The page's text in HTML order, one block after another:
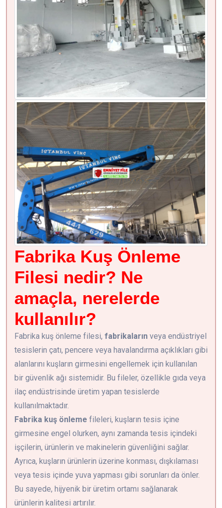
Fabrika Kuş Önleme
Filesi nedir? Ne
amaçla, nerelerde
kullanılır?
Fabrika kuş önleme filesi, fabrikaların veya endüstriyel
tesislerin çatı, pencere veya havalandırma açıklıkları gibi
alanlarını kuşların girmesini engellemek için kullanılan
bir güvenlik ağı sistemidir. Bu fileler, özellikle gıda veya
ilaç endüstrisinde üretim yapan tesislerde
kullanılmaktadır.
Fabrika kuş önleme fileleri, kuşların tesis içine
girmesine engel olurken, aynı zamanda tesis içindeki
işçilerin, ürünlerin ve makinelerin güvenliğini sağlar.
Ayrıca, kuşların ürünlerin üzerine konması, dışkılaması
veya tesis içinde yuva yapması gibi sorunları da önler.
Bu sayede, hijyenik bir üretim ortamı sağlanarak
ürünlerin kalitesi artırılır.